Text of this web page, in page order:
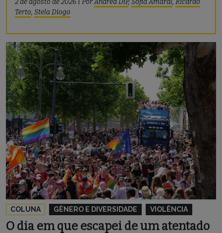
Terto, Stela Diogo
COLUNA GÊNERO E DIVERSIDADE VIOLÊNCIA
O dia em que escapei de um atentado